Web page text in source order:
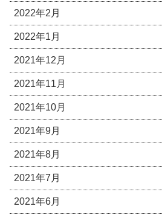
2022年2月
2022年1月
2021年12月
2021年11月
2021年10月
2021年9月
2021年8月
2021年7月
2021年6月